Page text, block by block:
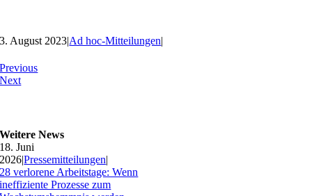
3. August 2023|Ad hoc-Mitteilungen|
Previous
Next
Weitere News
18. Juni
2026|Pressemitteilungen|
28 verlorene Arbeitstage: Wenn
ineffiziente Prozesse zum